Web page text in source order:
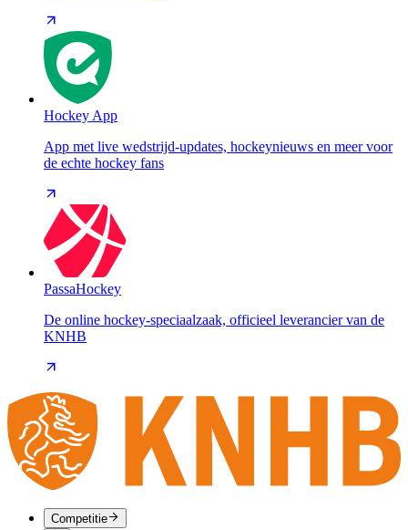
Hockey App
App met live wedstrijd-updates, hockeynieuws en meer voor
de echte hockey fans
PassaHockey
De online hockey-speciaalzaak, officieel leverancier van de
KNHB
Competitie